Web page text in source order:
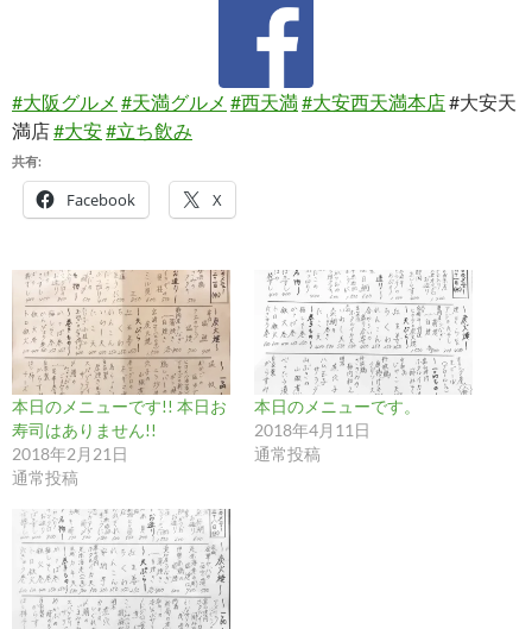
#大阪グルメ #天満グルメ #西天満#大安西天満本店#大安天
満店#大安#立ち飲み
共有:
Facebook X
本日のメニューです!! 本日お
寿司はありません!!
2018年2月21日
通常投稿
本日のメニューです。
2018年4月11日
通常投稿